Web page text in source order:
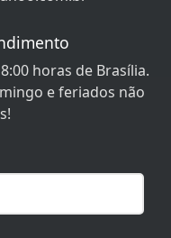
horas de Brasília.
e feriados não